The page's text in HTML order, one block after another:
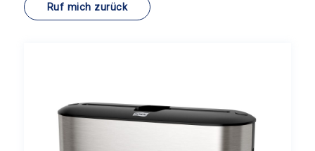
Ruf mich zurück